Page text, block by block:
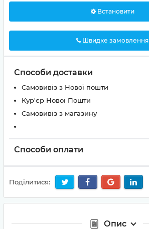
Встановити
Швидке замовлення
Способи доставки
Самовивіз з Нової пошти
Кур'єр Нової Пошти
Самовивіз з магазину
Способи оплати
Поділитися:
Опис